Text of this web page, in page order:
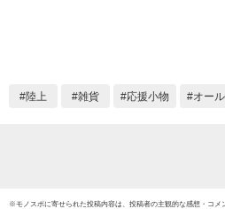
陸上 雑貨 応援小物 オー
※モノスポに寄せられた投稿内容は、投稿者の主観的な感想・コ